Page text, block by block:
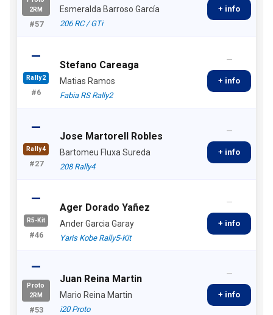
2RM
#57
Esmeralda Barroso García
206 RC / GTi
+ info
—
Rally2
#6
Stefano Careaga
Matias Ramos
Fabia RS Rally2
—
+ info
—
Rally4
#27
Jose Martorell Robles
Bartomeu Fluxa Sureda
208 Rally4
—
+ info
—
R5-Kit
#46
Ager Dorado Yañez
Ander Garcia Garay
Yaris Kobe Rally5-Kit
—
+ info
—
Proto
2RM
#53
Juan Reina Martin
Mario Reina Martin
i20 Proto
—
+ info